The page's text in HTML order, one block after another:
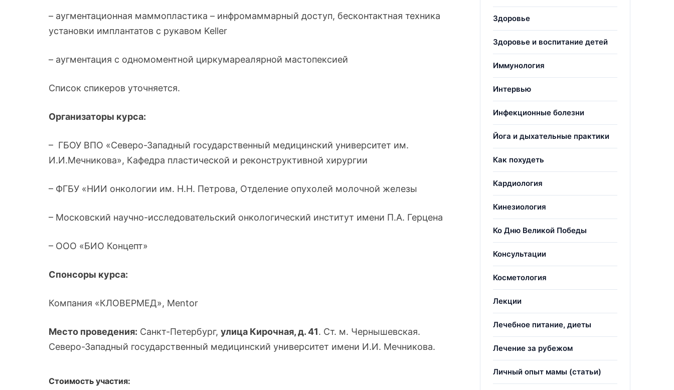
– аугментационная маммопластика – инфромаммарный доступ, бесконтактная техника
установки имплантатов с рукавом Keller
– аугментация с одномоментной циркумареалярной мастопексией
Список спикеров уточняется.
Организаторы курса:
– ГБОУ ВПО «Северо-Западный государственный медицинский университет им.
И.И.Мечникова», Кафедра пластической и реконструктивной хирургии
– ФГБУ «НИИ онкологии им. Н.Н. Петрова, Отделение опухолей молочной железы
– Московский научно-исследовательский онкологический институт имени П.А. Герцена
– ООО «БИО Концепт»
Спонсоры курса:
Компания «КЛОВЕРМЕД», Mentor
Место проведения: Санкт-Петербург, улица Кирочная, д. 41. Ст. м. Чернышевская.
Северо-Западный государственный медицинский университет имени И.И. Мечникова.
Стоимость участия:
Здоровье
Здоровье и воспитание детей
Иммунология
Интервью
Инфекционные болезни
Йога и дыхательные практики
Как похудеть
Кардиология
Кинезиология
Ко Дню Великой Победы
Консультации
Косметология
Лекции
Лечебное питание, диеты
Лечение за рубежом
Личный опыт мамы (статьи)